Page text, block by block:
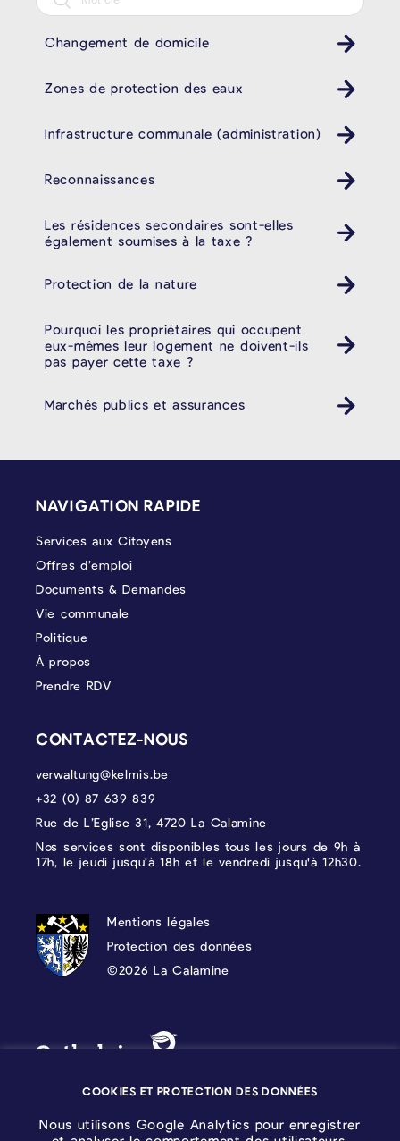
Changement de domicile
Zones de protection des eaux
Infrastructure communale (administration)
Reconnaissances
Les résidences secondaires sont-elles
également soumises à la taxe ?
Protection de la nature
Pourquoi les propriétaires qui occupent
eux-mêmes leur logement ne doivent-ils
pas payer cette taxe ?
Marchés publics et assurances
NAVIGATION RAPIDE
Services aux Citoyens
Offres d’emploi
Documents & Demandes
Vie communale
Politique
À propos
Prendre RDV
CONTACTEZ-NOUS
verwaltung@kelmis.be
+32 (0) 87 639 839
Rue de L’Eglise 31, 4720 La Calamine
Nos services sont disponibles tous les jours de 9h à
17h, le jeudi jusqu'à 18h et le vendredi jusqu'à 12h30.
PROTECTION DES DONNÉES, MENTIONS
Mentions légales
Protection des données
©2026 La Calamine
COOKIES ET PROTECTION DES DONNÉES
Nous utilisons Google Analytics pour enregistrer